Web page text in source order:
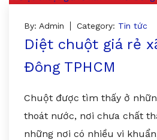
By: Admin Category: Tin tức
Diệt chuột giá rẻ
Đông TPHCM
Chuột được tìm thấy ở
thoát nước, nơi chưa chất
những nơi có nhiều vi